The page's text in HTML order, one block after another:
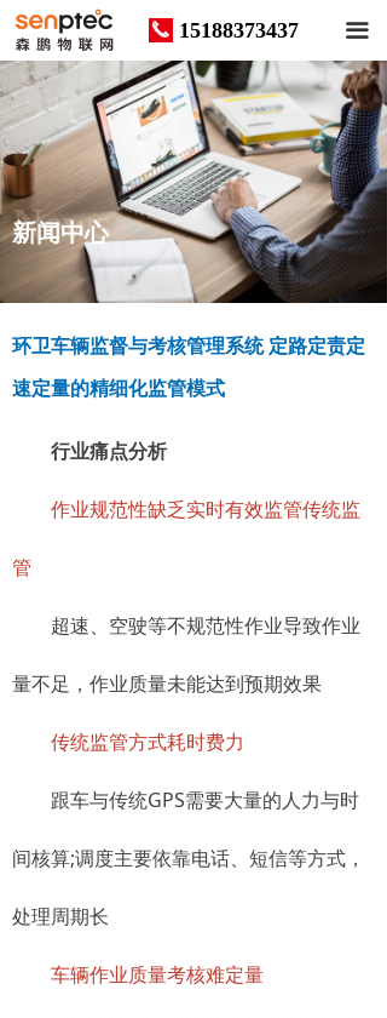
끀
끅 15188373437
环卫车辆监督与考核管理系统 定路定责定
速定量的精细化监管模式
行业痛点分析
作业规范性缺乏实时有效监管传统监
管
超速、空驶等不规范性作业导致作业
量不足，作业质量未能达到预期效果
传统监管方式耗时费力
跟车与传统GPS需要大量的人力与时
间核算;调度主要依靠电话、短信等方式，
处理周期长
车辆作业质量考核难定量
News
新闻中心